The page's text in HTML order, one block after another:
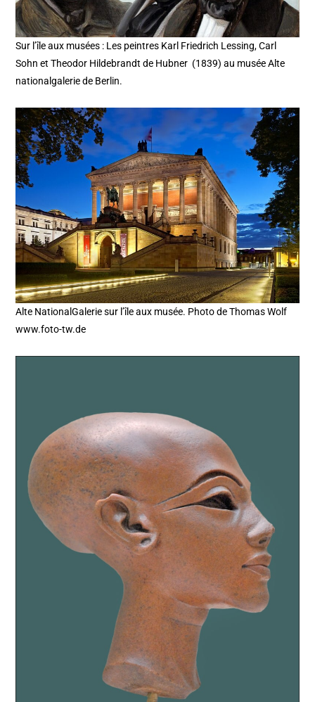
Sur l’île aux musées : Les peintres Karl Friedrich Lessing, Carl
Sohn et Theodor Hildebrandt de Hubner (1839) au musée Alte
nationalgalerie de Berlin.
Alte NationalGalerie sur l’île aux musée. Photo de Thomas Wolf
www.foto-tw.de